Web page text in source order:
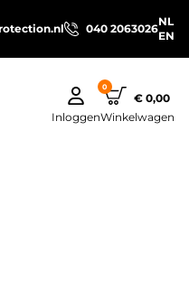
040 2063026
NL
EN
Inloggen
0
€ 0,00
Winkelwagen